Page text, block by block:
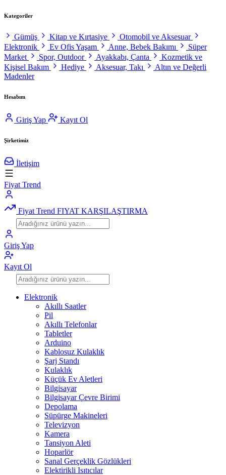
Kategoriler
Gümüş Kitap ve Kırtasiye
Otomobil ve Aksesuar
Elektronik
Ev Ofis Yaşam Anne, Bebek Bakımı
Süper
Market
Spor, Outdoor Ayakkabı, Çanta
Kozmetik ve
Kişisel Bakım
Hediye Aksesuar, Takı
Altın ve Değerli
Madenler
Hesabım
Giriş Yap Kayıt Ol
Şirketimiz
İletişim
Fiyat Trend
Fiyat Trend FIYAT KARŞILAŞTIRMA
Giriş Yap
Kayıt Ol
Elektronik
Akıllı Saatler
Pil
Akıllı Telefonlar
Tabletler
Arduino
Kablosuz Kulaklık
Şarj Standı
Kulaklık
Küçük Ev Aletleri
Bilgisayar
Bilgisayar Çevre Birimi
Depolama
Süpürge Makineleri
Televizyon
Kamera
Tansiyon Aleti
Hoparlör
Sanal Gerçeklik Gözlükleri
Elektirikli Isıtıcılar